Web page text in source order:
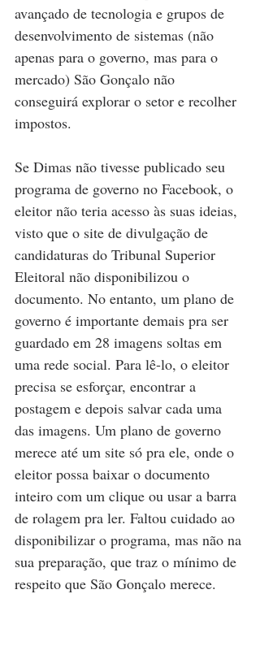
avançado de tecnologia e grupos de
desenvolvimento de sistemas (não
apenas para o governo, mas para o
mercado) São Gonçalo não
conseguirá explorar o setor e recolher
impostos.
Se Dimas não tivesse publicado seu
programa de governo no Facebook, o
eleitor não teria acesso às suas ideias,
visto que o site de divulgação de
candidaturas do Tribunal Superior
Eleitoral não disponibilizou o
documento. No entanto, um plano de
governo é importante demais pra ser
guardado em 28 imagens soltas em
uma rede social. Para lê-lo, o eleitor
precisa se esforçar, encontrar a
postagem e depois salvar cada uma
das imagens. Um plano de governo
merece até um site só pra ele, onde o
eleitor possa baixar o documento
inteiro com um clique ou usar a barra
de rolagem pra ler. Faltou cuidado ao
disponibilizar o programa, mas não na
sua preparação, que traz o mínimo de
respeito que São Gonçalo merece.